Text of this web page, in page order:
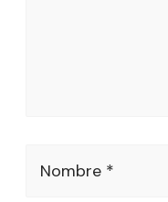
Nombre *